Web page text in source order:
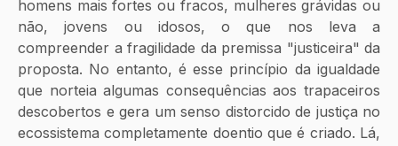
homens mais fortes ou fracos, mulheres grávidas ou
não, jovens ou idosos, o que nos leva a
compreender a fragilidade da premissa "justiceira" da
proposta. No entanto, é esse princípio da igualdade
que norteia algumas consequências aos trapaceiros
descobertos e gera um senso distorcido de justiça no
ecossistema completamente doentio que é criado. Lá,